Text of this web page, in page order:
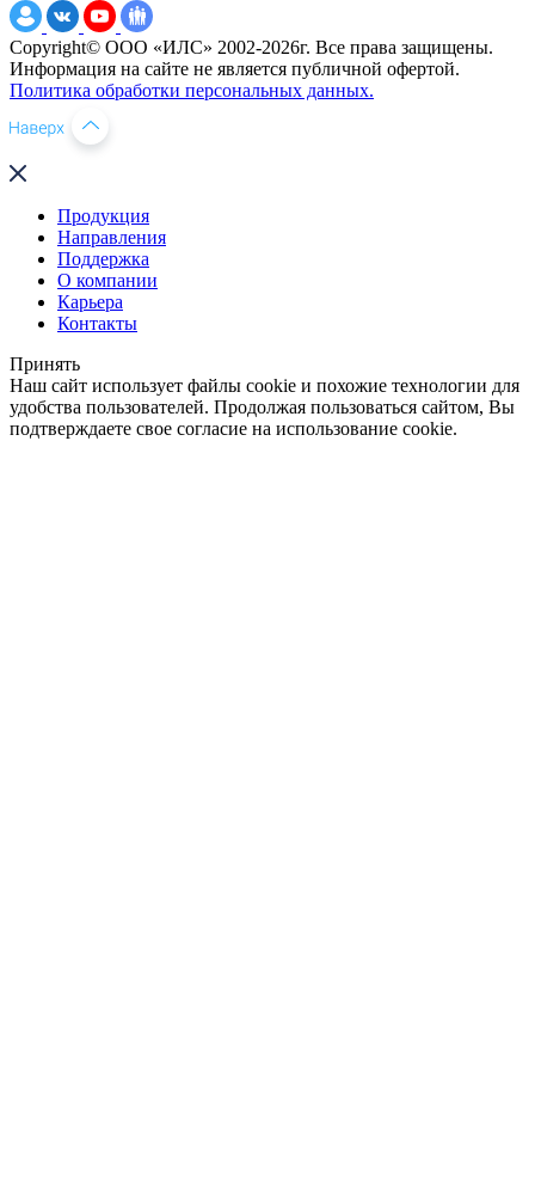
Copyright© ООО «ИЛС» 2002-2026г. Все права защищены.
Информация на сайте не является публичной офертой.
Политика обработки персональных данных.
Продукция
Направления
Поддержка
О компании
Карьера
Контакты
Принять
Наш сайт использует файлы cookie и похожие технологии для
удобства пользователей. Продолжая пользоваться сайтом, Вы
подтверждаете свое согласие на использование cookie.